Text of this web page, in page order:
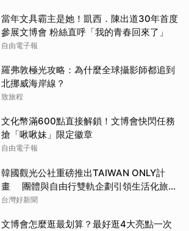
當年文具霸主是她！凱西．陳出道30年首度
參展文博會 粉絲直呼「我的青春回來了」
自由電子報
羅弗敦極光攻略：為什麼全球攝影師都追到
北挪威海岸線？
致旅程
文化幣滿600點直接解鎖！文博會快閃任務
搶「啾啾妹」限定徽章
自由電子報
韓國觀光公社重磅推出TAIWAN ONLY計
畫 團體與自由行雙軌企劃引領生活化旅遊
新風潮
台灣好新聞
文博會怎麼逛最划算？最好逛4大亮點一次